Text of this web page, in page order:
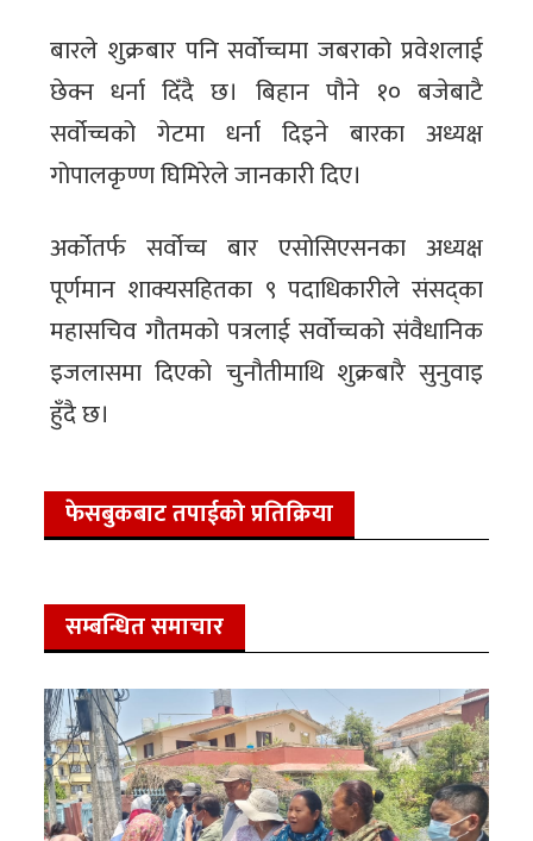
बारले शुक्रबार पनि सर्वोच्चमा जबराको प्रवेशलाई
छेक्न धर्ना दिँदै छ। बिहान पौने १० बजेबाटै
सर्वोच्चको गेटमा धर्ना दिइने बारका अध्यक्ष
गोपालकृण्ण घिमिरेले जानकारी दिए।
अर्कोतर्फ सर्वोच्च बार एसोसिएसनका अध्यक्ष
पूर्णमान शाक्यसहितका ९ पदाधिकारीले संसद्का
महासचिव गौतमको पत्रलाई सर्वोच्चको संवैधानिक
इजलासमा दिएको चुनौतीमाथि शुक्रबारै सुनुवाइ
हुँदै छ।
फेसबुकबाट तपाईको प्रतिक्रिया
सम्बन्धित समाचार